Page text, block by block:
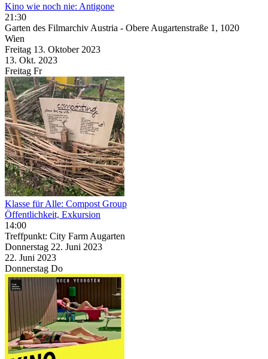
Kino wie noch nie: Antigone
21:30
Garten des Filmarchiv Austria - Obere Augartenstraße 1, 1020
Wien
Freitag 13. Oktober 2023
13. Okt. 2023
Freitag Fr
Klasse für Alle: Compost Group
Öffentlichkeit, Exkursion
14:00
Treffpunkt: City Farm Augarten
Donnerstag 22. Juni 2023
22. Juni 2023
Donnerstag Do